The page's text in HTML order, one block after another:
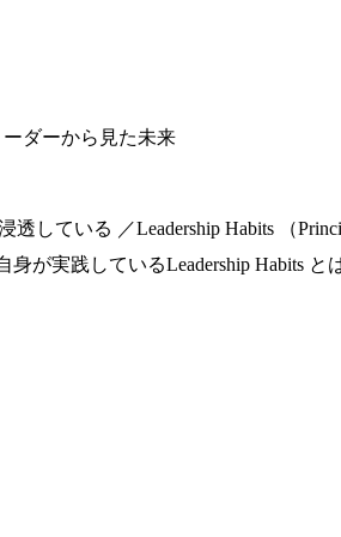
ダーから見た未来
している ／Leadership Habits （
が実践しているLeadership Habits と